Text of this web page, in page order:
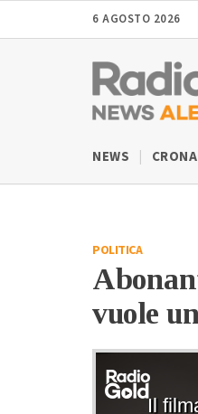
6 AGOSTO 2026
NEWS
POLITICA
vuole